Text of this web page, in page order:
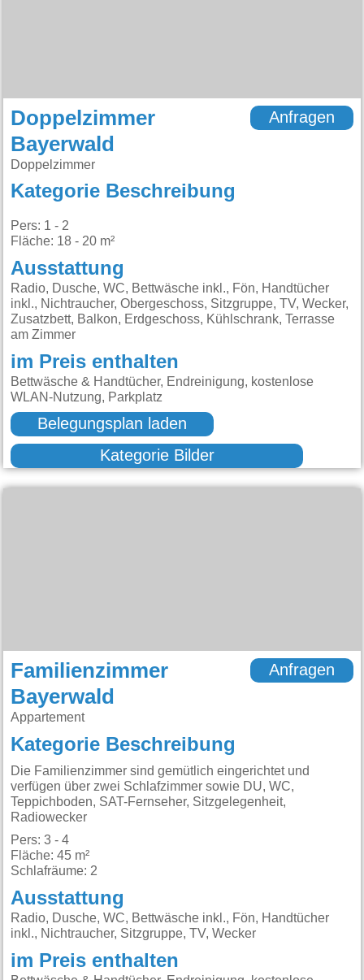
Doppelzimmer
Bayerwald
Doppelzimmer
Anfragen
Kategorie Beschreibung
Pers: 1 - 2
Fläche: 18 - 20 m²
Ausstattung
Radio, Dusche, WC, Bettwäsche inkl., Fön, Handtücher
inkl., Nichtraucher, Obergeschoss, Sitzgruppe, TV, Wecker,
Zusatzbett, Balkon, Erdgeschoss, Kühlschrank, Terrasse
am Zimmer
im Preis enthalten
Bettwäsche & Handtücher, Endreinigung, kostenlose
WLAN-Nutzung, Parkplatz
Belegungsplan laden
Kategorie Bilder
Familienzimmer
Bayerwald
Appartement
Anfragen
Kategorie Beschreibung
Die Familienzimmer sind gemütlich eingerichtet und
verfügen über zwei Schlafzimmer sowie DU, WC,
Teppichboden, SAT-Fernseher, Sitzgelegenheit,
Radiowecker
Pers: 3 - 4
Fläche: 45 m²
Schlafräume: 2
Ausstattung
Radio, Dusche, WC, Bettwäsche inkl., Fön, Handtücher
inkl., Nichtraucher, Sitzgruppe, TV, Wecker
im Preis enthalten